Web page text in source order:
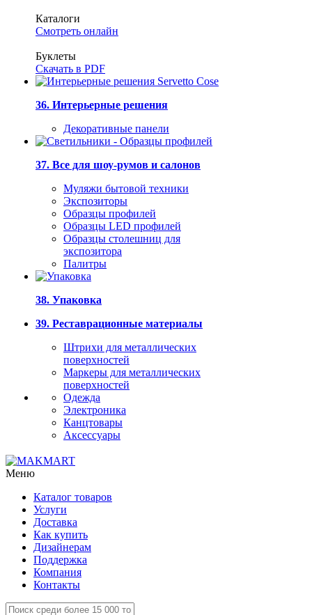
Каталоги
Смотреть онлайн
Буклеты
Скачать в PDF
36. Интерьерные решения
Декоративные панели
37. Все для шоу-румов и салонов
Муляжи бытовой техники
Экспозиторы
Образцы профилей
Образцы LED профилей
Образцы столешниц для
экспозитора
Палитры
38. Упаковка
39. Реставрационные материалы
Штрихи для металлических
поверхностей
Маркеры для металлических
поверхностей
Одежда
Электроника
Канцтовары
Аксессуары
Меню
Каталог товаров
Услуги
Доставка
Как купить
Дизайнерам
Поддержка
Компания
Контакты